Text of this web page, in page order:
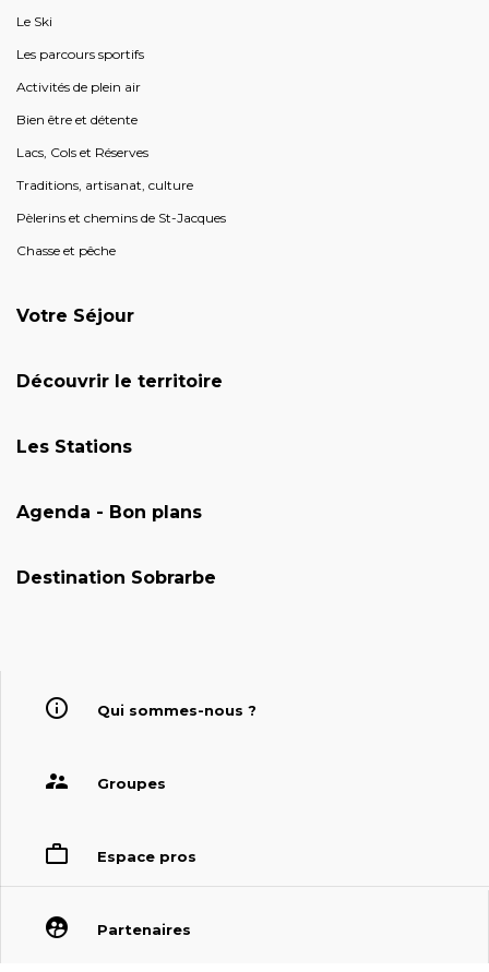
Le Ski
Les parcours sportifs
Activités de plein air
Bien être et détente
Lacs, Cols et Réserves
Traditions, artisanat, culture
Pèlerins et chemins de St-Jacques
Chasse et pêche
Votre Séjour
Découvrir le territoire
Les Stations
Agenda - Bon plans
Destination Sobrarbe
Qui sommes-nous ?
Groupes
Espace pros
Partenaires